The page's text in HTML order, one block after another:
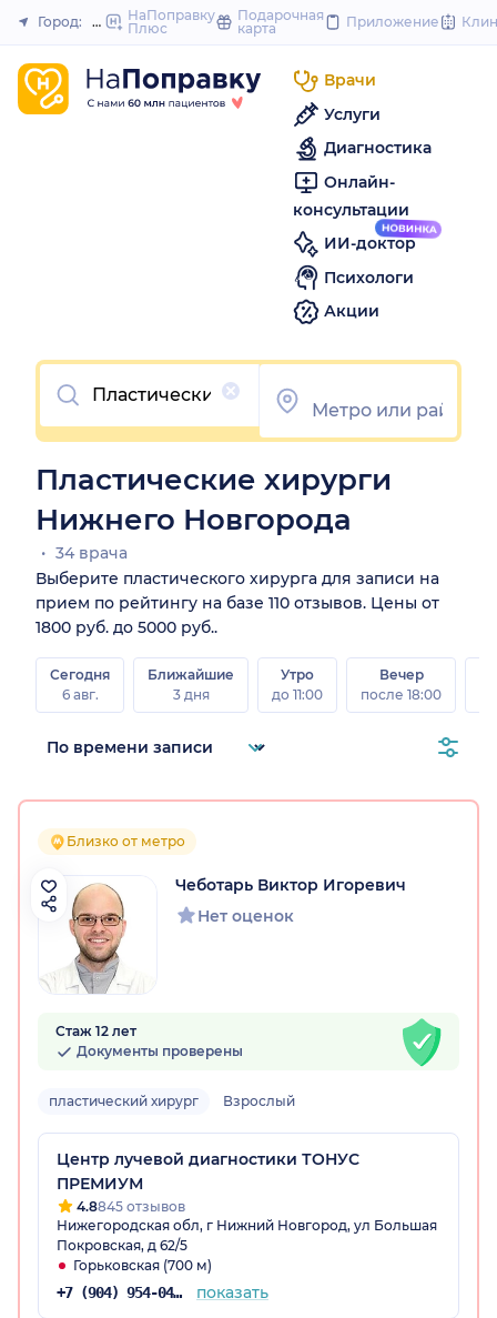
to
Закрыть
Город: Нижний Новгород
НаПоправку
Плюс
Подарочная
карта
Приложение
Врачи
Услуги
Диагностика
Онлайн-
консультации
ИИ-доктор
Психологи
Акции
Очистить
Пластические хирурги
Нижнего Новгорода
34 врача
Выберите пластического хирурга для записи на
прием по рейтингу на базе 110 отзывов. Цены от
1800 руб. до 5000 руб..
Сегодня
6 авг.
Ближайшие
3 дня
Утро
до 11:00
Вечер
после 18:00
Близко от метро
Чеботарь Виктор Игоревич
Нет оценок
Стаж 12 лет
Документы проверены
пластический хирург Взрослый
Центр лучевой диагностики ТОНУС
ПРЕМИУМ
4.8845 отзывов
Нижегородская обл, г Нижний Новгород, ул Большая
Покровская, д 62/5
Горьковская (700 м)
+7 (904) 954-04-36 показать